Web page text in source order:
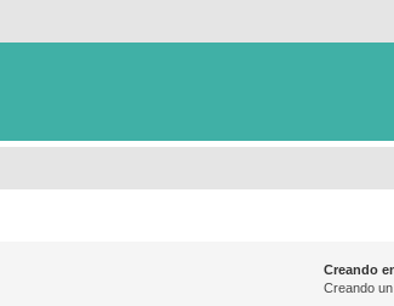
Creando
Creando